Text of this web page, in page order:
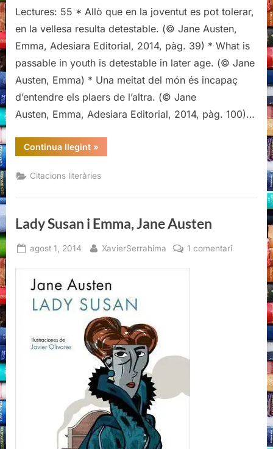
literàries
d’Emma,
Austen
Lectures: 55 * Allò que en la joventut es pot tolerar,
en la vellesa resulta detestable. (© Jane Austen,
Emma, Adesiara Editorial, 2014, pàg. 39) * What is
passable in youth is detestable in later age. (© Jane
Austen, Emma) * Una meitat del món és incapaç
d’entendre els plaers de l’altra. (© Jane
Austen, Emma, Adesiara Editorial, 2014, pàg. 100)…
Continua llegint“Citacions
literàries
Jane
Austen”
»
Citacions literàries
Lady Susan i Emma, Jane Austen
Posted
agost 1, 2014 By
XavierSerrahima 1 comentaria